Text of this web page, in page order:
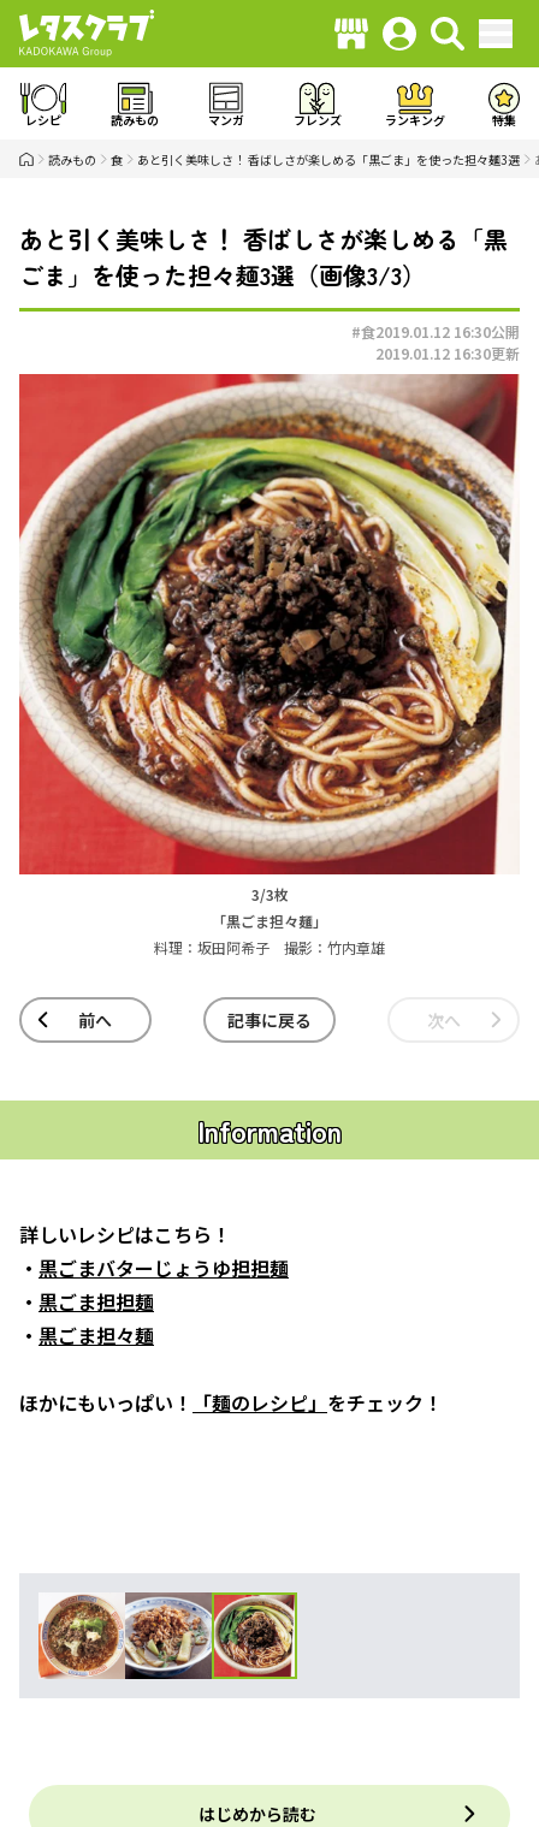
レシピ 読みもの マンガ フレンズ ランキング 特集
読みもの 食 あと引く美味しさ！ 香ばしさが楽しめる「黒ごま」を使った担々麺3選
あと引く美味しさ！ 香ばしさが楽しめる「黒
ごま」を使った担々麺3選（画像3/3）
#食2019.01.12 16:30公開
2019.01.12 16:30更新
3/3枚
「黒ごま担々麺」
料理：坂田阿希子 撮影：竹内章雄
前へ 記事に戻る 次へ
Information
詳しいレシピはこちら！
・ 黒ごまバターじょうゆ担担麺
・ 黒ごま担担麺
・ 黒ごま担々麺
ほかにもいっぱい！ 「麺のレシピ」 をチェック！
はじめから読む